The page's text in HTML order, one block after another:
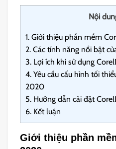
Nội
1. Giới thiệu phần mềm
2. Các tính năng nổi bật
3. Lợi ích khi sử dụng
4. Yêu cầu cấu hình tối
2020
5. Hướng dẫn cài đặt
6. Kết luận
Giới thiệu phần